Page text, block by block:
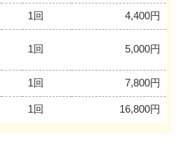
1回 4,400円
1回 5,000円
1回 7,800円
1回 16,800円